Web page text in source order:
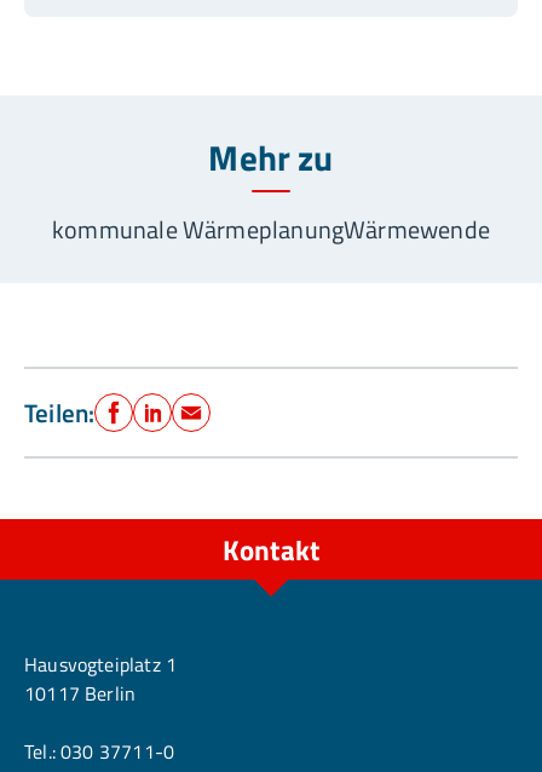
Mehr zu
kommunale WärmeplanungWärmewende
Teilen: Facebook
LinkedIn
E-Mail
Kontakt
Hausvogteiplatz 1
10117 Berlin
Tel.:030 37711-0